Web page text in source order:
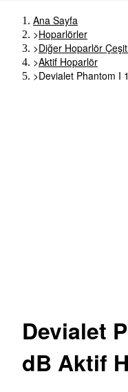
Ana Sayfa
>Hoparlörler
>Diğer Hoparlör
>Aktif Hoparlör
>Devialet Phantom I
Devialet
dB Aktif